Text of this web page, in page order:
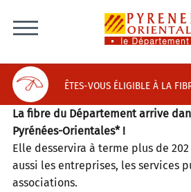
ÊTES-VOUS ÉLIGIBLE À LA
La fibre du Département arrive
Pyrénées-Orientales* !
Elle desservira à terme plus de
aussi les entreprises, les services
associations.